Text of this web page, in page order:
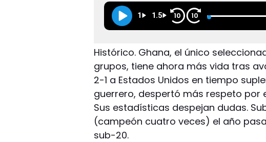
1 1.5 10 10
Histórico. Ghana, el único
grupos, tiene ahora más vida tras
2-1 a Estados Unidos en tiempo
guerrero, despertó más respeto por
Sus estadísticas despejan dudas.
(campeón cuatro veces) el año
sub-20.